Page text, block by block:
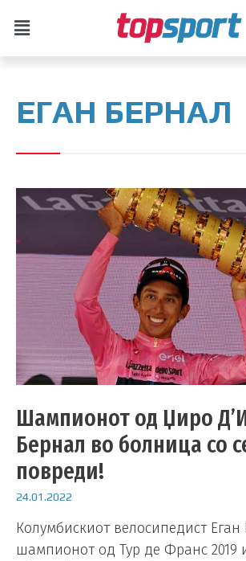
ЕГАН БЕРНАЛ
Шампионот од Џиро
Бернал во болница со
повреди!
24.01.2022
Колумбискиот велосипедист Еган
шампионот од Тур де Франс 2019